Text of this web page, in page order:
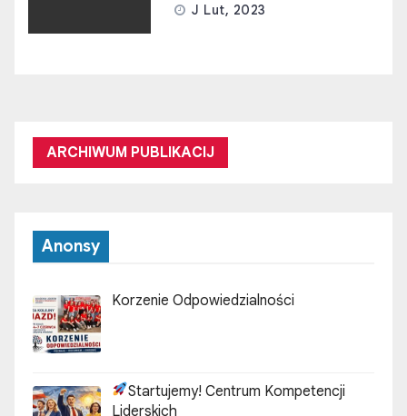
J Lut, 2023
ARCHIWUM PUBLIKACIJ
Anonsy
Korzenie Odpowiedzialności
Startujemy! Centrum Kompetencji
Liderskich